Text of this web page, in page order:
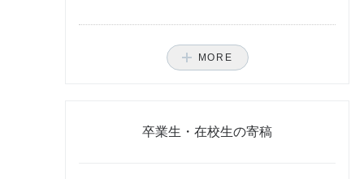
卒業生・在校生の寄稿